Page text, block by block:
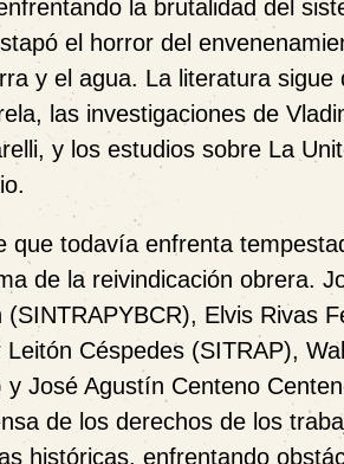
la brutalidad del
el horror del
y el agua. La literatura
las investigaciones de
y los estudios sobre La
que todavía enfrenta
de la reivindicación obrera.
Elvis Rivas
Leitón Céspedes (SITRAP),
y José Agustín Centeno
de los derechos de los
históricas, enfrentando